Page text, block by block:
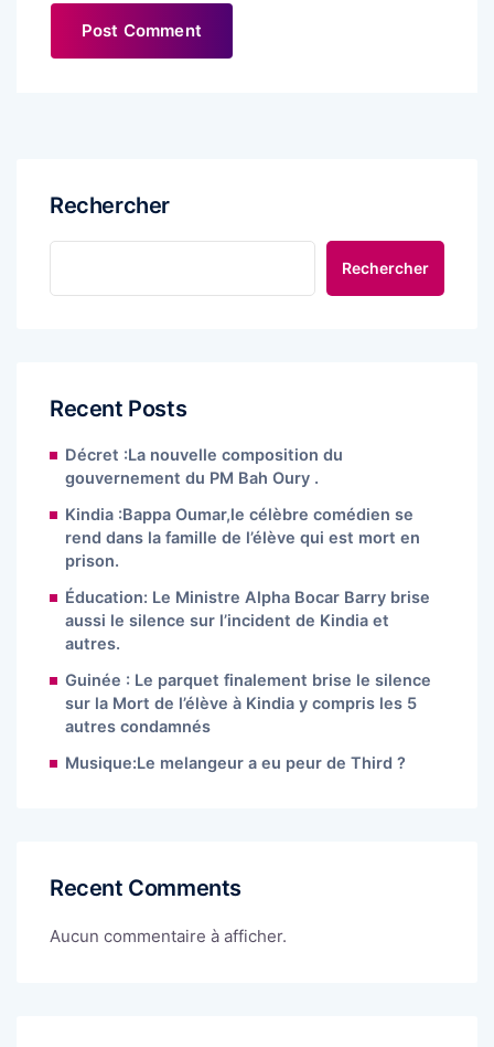
Rechercher
Rechercher
Recent Posts
Décret :La nouvelle composition du
gouvernement du PM Bah Oury .
Kindia :Bappa Oumar,le célèbre comédien se
rend dans la famille de l’élève qui est mort en
prison.
Éducation: Le Ministre Alpha Bocar Barry brise
aussi le silence sur l’incident de Kindia et
autres.
Guinée : Le parquet finalement brise le silence
sur la Mort de l’élève à Kindia y compris les 5
autres condamnés
Musique:Le melangeur a eu peur de Third ?
Recent Comments
Aucun commentaire à afficher.